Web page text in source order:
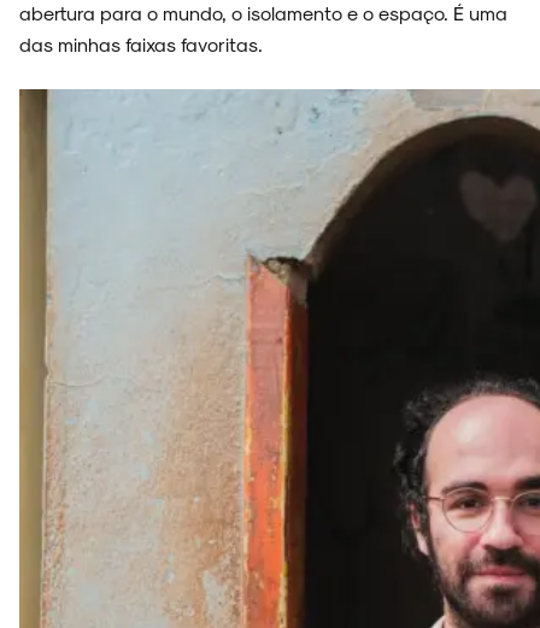
abertura para o mundo, o isolamento e o espaço. É uma
das minhas faixas favoritas.